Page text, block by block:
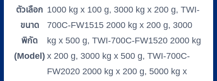
ตัวเลือก
ขนาด
พิกัด
(Model)
1000 kg x 100 g, 3000 kg x 200 g, TWI-
700C-FW1515 2000 kg x 200 g, 3000
kg x 500 g, TWI-700C-FW1520 2000 kg
x 200 g, 3000 kg x 500 g, TWI-700C-
FW2020 2000 kg x 200 g, 5000 kg x